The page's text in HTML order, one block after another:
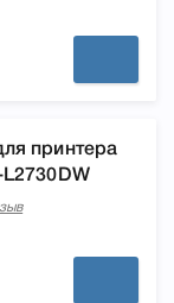
принтера